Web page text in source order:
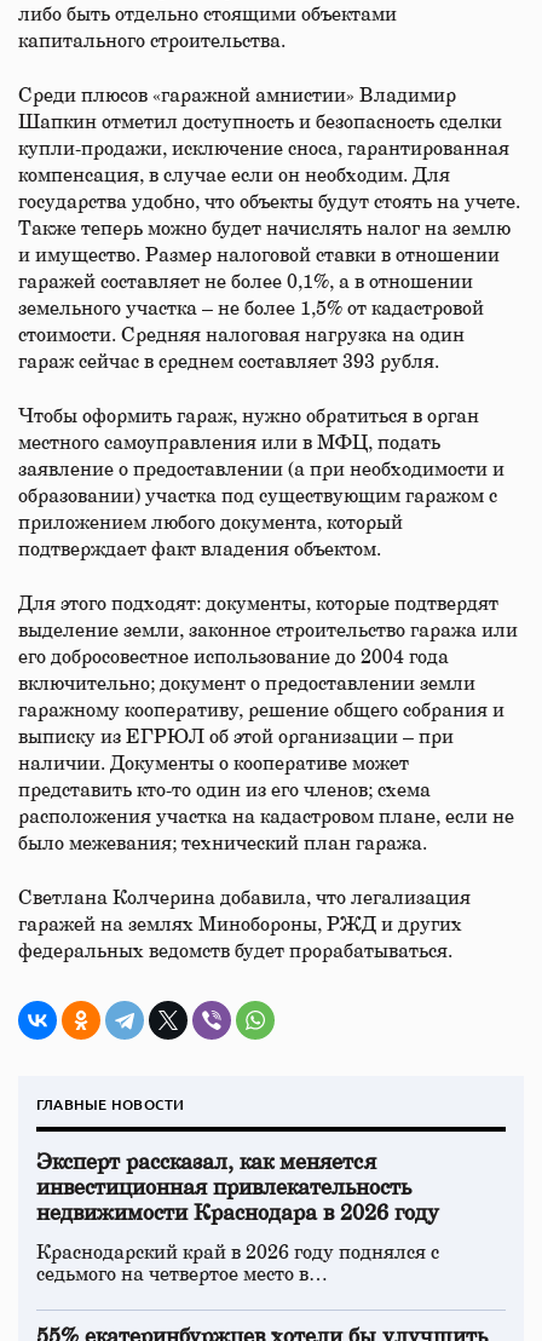
либо быть отдельно стоящими объектами
капитального строительства.
Среди плюсов «гаражной амнистии» Владимир
Шапкин отметил доступность и безопасность сделки
купли-продажи, исключение сноса, гарантированная
компенсация, в случае если он необходим. Для
государства удобно, что объекты будут стоять на учете.
Также теперь можно будет начислять налог на землю
и имущество. Размер налоговой ставки в отношении
гаражей составляет не более 0,1%, а в отношении
земельного участка – не более 1,5% от кадастровой
стоимости. Средняя налоговая нагрузка на один
гараж сейчас в среднем составляет 393 рубля.
Чтобы оформить гараж, нужно обратиться в орган
местного самоуправления или в МФЦ, подать
заявление о предоставлении (а при необходимости и
образовании) участка под существующим гаражом с
приложением любого документа, который
подтверждает факт владения объектом.
Для этого подходят: документы, которые подтвердят
выделение земли, законное строительство гаража или
его добросовестное использование до 2004 года
включительно; документ о предоставлении земли
гаражному кооперативу, решение общего собрания и
выписку из ЕГРЮЛ об этой организации – при
наличии. Документы о кооперативе может
представить кто-то один из его членов; схема
расположения участка на кадастровом плане, если не
было межевания; технический план гаража.
Светлана Колчерина добавила, что легализация
гаражей на землях Минобороны, РЖД и других
федеральных ведомств будет прорабатываться.
ГЛАВНЫЕ НОВОСТИ
Эксперт рассказал, как меняется
инвестиционная привлекательность
недвижимости Краснодара в 2026 году
Краснодарский край в 2026 году поднялся с
седьмого на четвертое место в…